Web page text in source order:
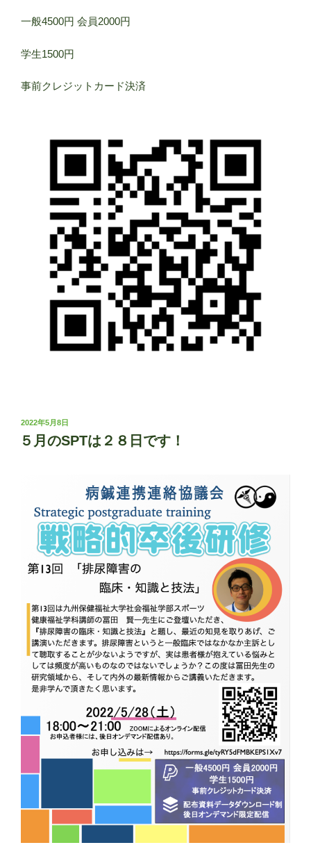
一般4500円 会員2000円
学生1500円
事前クレジットカード決済
投
稿
日:
2022年5月8日
５月のSPTは２８日です！